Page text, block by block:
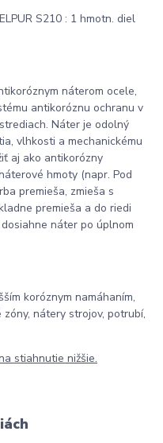
S210 : 1 hmotn. diel
náterom ocele,
antikoróznu ochranu v
Náter je odolný
vlhkosti a mechanickému
aj ako antikorózny
hmoty (napr. Pod
premieša, zmieša s
premieša a do riedi
náter po úplnom
koróznym namáhaním,
nátery strojov, potrubí,
stiahnutie nižšie.